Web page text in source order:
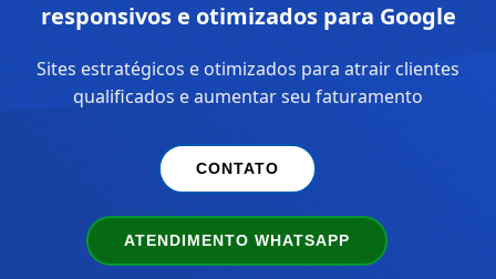
responsivos e otimizados para Google
Sites estratégicos e otimizados para atrair clientes
qualificados e aumentar seu faturamento
CONTATO
ATENDIMENTO WHATSAPP